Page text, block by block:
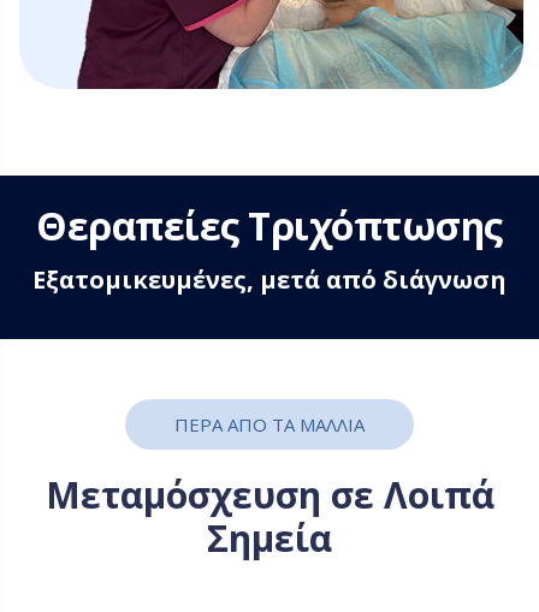
Θεραπείες Τριχόπτωσης
Εξατομικευμένες, μετά από διάγνωση
ΠΕΡΑ ΑΠΟ ΤΑ ΜΑΛΛΙΑ
Μεταμόσχευση σε Λοιπά
Σημεία